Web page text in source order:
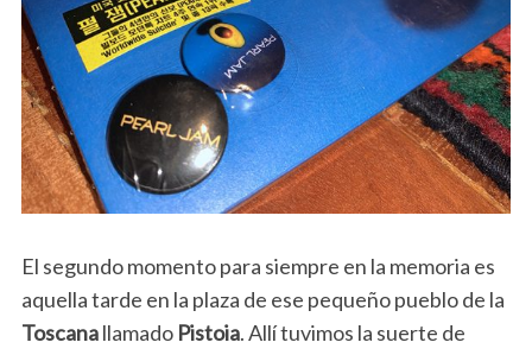
El segundo momento para siempre en la memoria es
aquella tarde en la plaza de ese pequeño pueblo de la
Toscanallamado Pistoia. Allí tuvimos la suerte de